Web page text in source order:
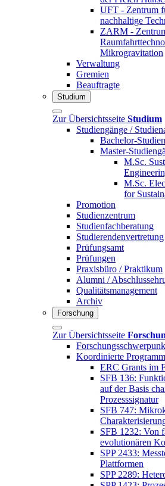
UFT - Zentrum
nachhaltige
ZARM -
Mikrogravitation
Verwaltung
Gremien
Beauftragte
Studium
Zur Übersichtsseite Studium
Studiengänge /
Bachelor-
Master-
M.Sc.
M.Sc.
for
Promotion
Studienzentrum
Studienfachberatung
Studierendenvertretung
Prüfungsamt
Prüfungen
Praxisbüro / Praktikum
Alumni /
Qualitätsmanagement
Archiv
Forschung
Zur Übersichtsseite
Koordinierte
ERC Grants im
SFB 136:
auf der Basis
Prozesssignatur
SFB 747:
SFB 1232: Von
evolutionären
SPP 2433:
Plattformen
SPP 2289: